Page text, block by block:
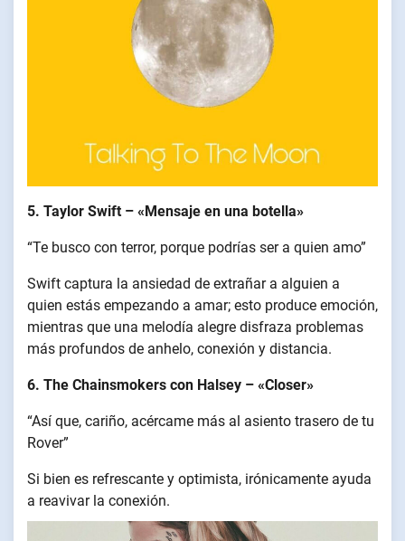
5. Taylor Swift – «Mensaje en una botella»
“Te busco con terror, porque podrías ser a quien amo”
Swift captura la ansiedad de extrañar a alguien a
quien estás empezando a amar; esto produce emoción,
mientras que una melodía alegre disfraza problemas
más profundos de anhelo, conexión y distancia.
6. The Chainsmokers con Halsey – «Closer»
“Así que, cariño, acércame más al asiento trasero de tu
Rover”
Si bien es refrescante y optimista, irónicamente ayuda
a reavivar la conexión.